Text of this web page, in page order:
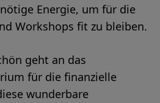
Energie, um für die
Workshops fit zu bleiben.
geht an das
für die finanzielle
wunderbare